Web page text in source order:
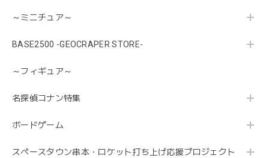
～ミニチュア～
BASE2500 -GEOCRAPER STORE-
～フィギュア～
名探偵コナン特集
ボードゲーム
スペースタウン串本・ロケット打ち上げ応援プロジェクト